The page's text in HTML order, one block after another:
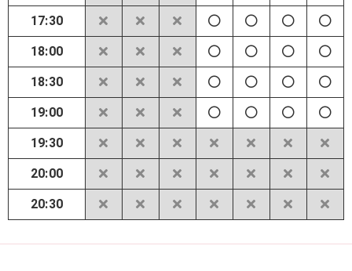
17:30
18:00
18:30
19:00
19:30
20:00
20:30